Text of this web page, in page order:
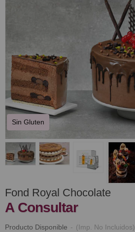
Sin Gluten
Fond Royal Chocolate
A Consultar
Producto Disponible - (Imp. No Incluidos)